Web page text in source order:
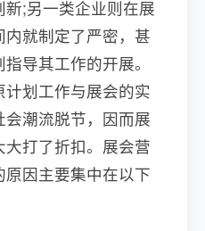
;另一类企业则在展
就制定了严密，甚
导其工作的开展。
划工作与展会的实
潮流脱节，因而展
打了折扣。展会营
因主要集中在以下